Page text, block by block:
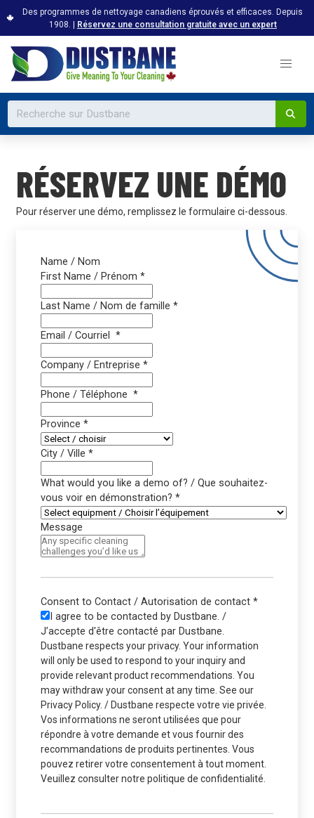
Des programmes de nettoyage canadiens éprouvés et efficaces. Depuis
1908. | Réservez une consultation gratuite avec un expert
RÉSERVEZ UNE DÉMO
Pour réserver une démo, remplissez le formulaire ci-dessous.
Name / Nom
First Name / Prénom *
Last Name / Nom de famille *
Email / Courriel *
Company / Entreprise *
Phone / Téléphone *
Province *
City / Ville *
What would you like a demo of? / Que souhaitez-
vous voir en démonstration? *
Message
Consent to Contact / Autorisation de contact *
I agree to be contacted by Dustbane. /
J’accepte d'être contacté par Dustbane.
Dustbane respects your privacy. Your information
will only be used to respond to your inquiry and
provide relevant product recommendations. You
may withdraw your consent at any time. See our
Privacy Policy. / Dustbane respecte votre vie privée.
Vos informations ne seront utilisées que pour
répondre à votre demande et vous fournir des
recommandations de produits pertinentes. Vous
pouvez retirer votre consentement à tout moment.
Veuillez consulter notre politique de confidentialité.